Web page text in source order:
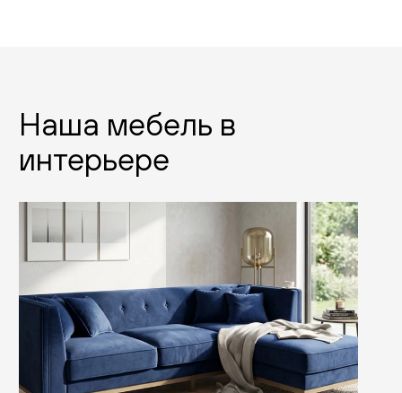
Наша мебель в
интерьере